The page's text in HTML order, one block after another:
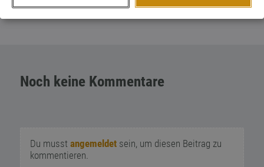
Noch keine Kommentare
Du musst angemeldetsein, um diesen Beitrag zu
kommentieren.